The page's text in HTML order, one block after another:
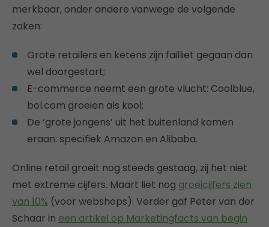
merkbaar, onder andere vanwege de volgende
zaken:
Grote retailers en ketens zijn failliet gegaan dan
wel doorgestart;
E-commerce neemt een grote vlucht: Coolblue,
bol.com groeien als kool;
De ‘grote jongens’ uit het buitenland komen
eraan: specifiek Amazon en Alibaba.
Online retail groeit nog steeds gestaag, zij het niet
met extreme cijfers. Maart liet nog groeicijfers zien
van 10% (voor webshops). Verder gaf Peter van der
Schaar in een artikel op Marketingfacts van begin